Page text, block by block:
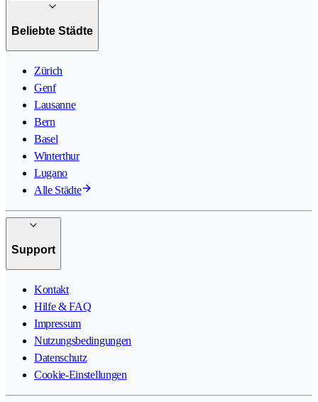
Beliebte Städte
Zürich
Genf
Lausanne
Bern
Basel
Winterthur
Lugano
Alle Städte
Support
Kontakt
Hilfe & FAQ
Impressum
Nutzungsbedingungen
Datenschutz
Cookie-Einstellungen